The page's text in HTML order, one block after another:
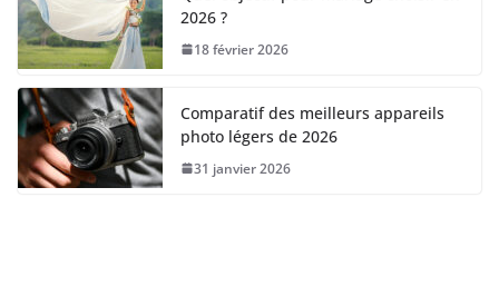
2026 ?
18 février 2026
Comparatif des meilleurs appareils
photo légers de 2026
31 janvier 2026